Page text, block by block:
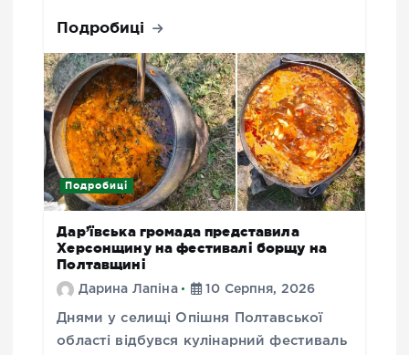
Подробиці
Подробиці
Дар’ївська громада представила
Херсонщину на фестивалі борщу на
Полтавщині
Дарина Лапіна 10 Серпня, 2026
Днями у селищі Опішня Полтавської
області відбувся кулінарний фестиваль